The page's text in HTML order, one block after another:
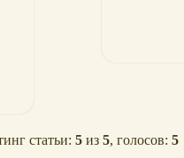
статьи: 5 из 5, голосов: 5